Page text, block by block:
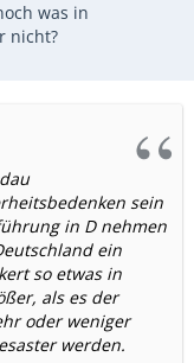
was in
nicht?
sein
in D nehmen
ein
so etwas in
als es der
oder weniger
werden.